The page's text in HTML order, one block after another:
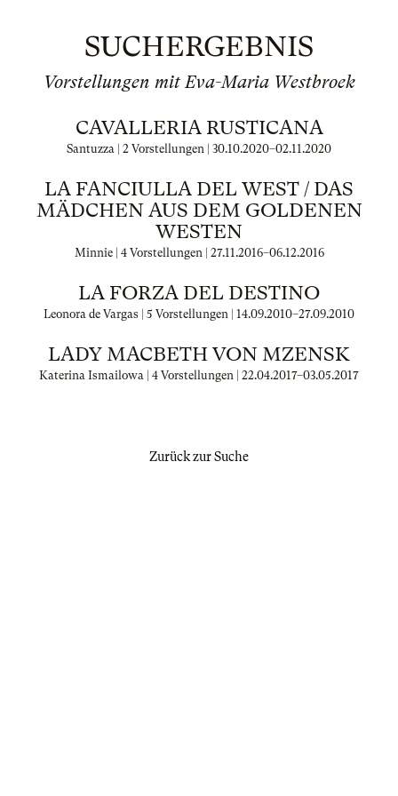
SUCHERGEBNIS
Vorstellungen mit Eva-Maria Westbroek
CAVALLERIA RUSTICANA
Santuzza | 2 Vorstellungen | 30.10.2020–02.11.2020
LA FANCIULLA DEL WEST / DAS
MÄDCHEN AUS DEM GOLDENEN
WESTEN
Minnie | 4 Vorstellungen | 27.11.2016–06.12.2016
LA FORZA DEL DESTINO
Leonora de Vargas | 5 Vorstellungen | 14.09.2010–27.09.2010
LADY MACBETH VON MZENSK
Katerina Ismailowa | 4 Vorstellungen | 22.04.2017–03.05.2017
Zurück zur Suche